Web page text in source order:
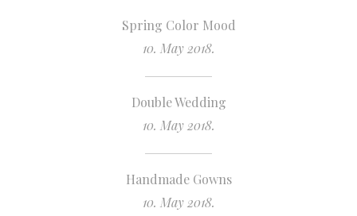
Spring Color Mood
10. May 2018.
Double Wedding
10. May 2018.
Handmade Gowns
10. May 2018.